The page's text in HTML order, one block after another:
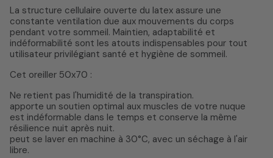
La structure cellulaire ouverte du latex assure une
constante ventilation due aux mouvements du corps
pendant votre sommeil. Maintien, adaptabilité et
indéformabilité sont les atouts indispensables pour tout
utilisateur privilégiant santé et hygiène de sommeil.
Cet oreiller 50x70 :
Ne retient pas l'humidité de la transpiration.
apporte un soutien optimal aux muscles de votre nuque
est indéformable dans le temps et conserve la même
résilience nuit après nuit.
peut se laver en machine à 30°C, avec un séchage à l'air
libre.